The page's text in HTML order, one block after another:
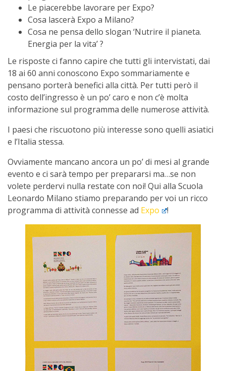
Le piacerebbe lavorare per Expo?
Cosa lascerà Expo a Milano?
Cosa ne pensa dello slogan ‘Nutrire il pianeta.
Energia per la vita’ ?
Le risposte ci fanno capire che tutti gli intervistati, dai
18 ai 60 anni conoscono Expo sommariamente e
pensano porterà benefici alla città. Per tutti però il
costo dell’ingresso è un po’ caro e non c’è molta
informazione sul programma delle numerose attività.
I paesi che riscuotono più interesse sono quelli asiatici
e l’Italia stessa.
Ovviamente mancano ancora un po’ di mesi al grande
evento e ci sarà tempo per prepararsi ma…se non
volete perdervi nulla restate con noi! Qui alla Scuola
Leonardo Milano stiamo preparando per voi un ricco
programma di attività connesse ad Expo !